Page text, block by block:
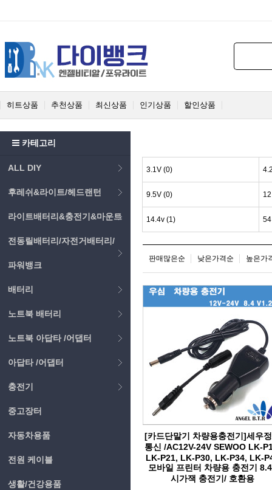
히트상품 추천상품 최신상품 인기상품 할인상품
카테고리
ALL DIY
후레쉬&라이트/헤드랜턴
라이트배터리&충전기&마운트
전동릴배터리/자전거배터리/
파워뱅크
배터리
노트북 배터리
노트북 아답타 /어댑터
아답타 /어댑터
충전기
중고장터
자동차용품
전원 케이블
생활/건강용품
3.1V (0)
9.5V (0)
14.4v (1)
판매많은순 낮은가격순 높은가
[카드단말기 차량용충전기]세우
통신 /AC12V-24V SEWOO LK-
LK-P21, LK-P30, LK-P34, LK-
모바일 프린터 차량용 충전기
시가잭 충전기/ 호환용